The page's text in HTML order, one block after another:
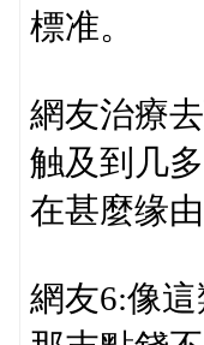
標准。
網友治療
触及到几
在甚麼缘
網友6:像